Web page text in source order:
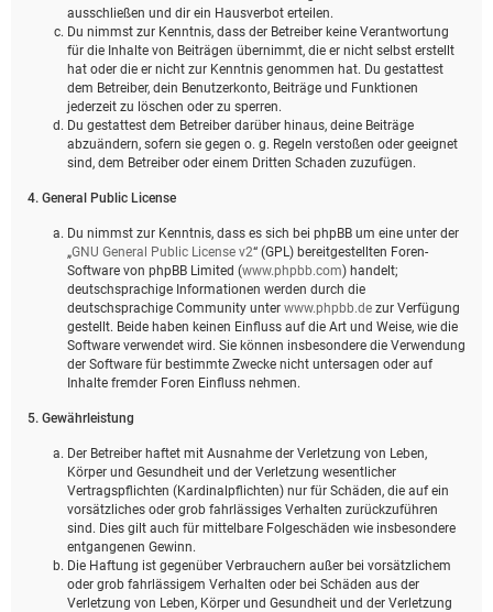
ausschließen und dir ein Hausverbot erteilen.
Du nimmst zur Kenntnis, dass der Betreiber keine Verantwortung
für die Inhalte von Beiträgen übernimmt, die er nicht selbst erstellt
hat oder die er nicht zur Kenntnis genommen hat. Du gestattest
dem Betreiber, dein Benutzerkonto, Beiträge und Funktionen
jederzeit zu löschen oder zu sperren.
Du gestattest dem Betreiber darüber hinaus, deine Beiträge
abzuändern, sofern sie gegen o. g. Regeln verstoßen oder geeignet
sind, dem Betreiber oder einem Dritten Schaden zuzufügen.
4. General Public License
Du nimmst zur Kenntnis, dass es sich bei phpBB um eine unter der
„GNU General Public License v2“ (GPL) bereitgestellten Foren-
Software von phpBB Limited (www.phpbb.com) handelt;
deutschsprachige Informationen werden durch die
deutschsprachige Community unter www.phpbb.de zur Verfügung
gestellt. Beide haben keinen Einfluss auf die Art und Weise, wie die
Software verwendet wird. Sie können insbesondere die Verwendung
der Software für bestimmte Zwecke nicht untersagen oder auf
Inhalte fremder Foren Einfluss nehmen.
5. Gewährleistung
Der Betreiber haftet mit Ausnahme der Verletzung von Leben,
Körper und Gesundheit und der Verletzung wesentlicher
Vertragspflichten (Kardinalpflichten) nur für Schäden, die auf ein
vorsätzliches oder grob fahrlässiges Verhalten zurückzuführen
sind. Dies gilt auch für mittelbare Folgeschäden wie insbesondere
entgangenen Gewinn.
Die Haftung ist gegenüber Verbrauchern außer bei vorsätzlichem
oder grob fahrlässigem Verhalten oder bei Schäden aus der
Verletzung von Leben, Körper und Gesundheit und der Verletzung